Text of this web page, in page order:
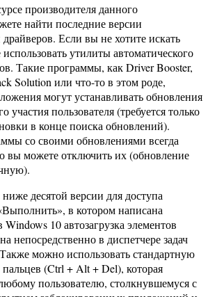
производителя данного
найти последние версии
Если вы не хотите искать
утилиты автоматического
Такие программы, как Driver Booster,
Solution или что-то в этом роде,
могут устанавливать обновления
участия пользователя (требуется только
в конце поиска обновлений).
со своими обновлениями всегда
вы можете отключить их (обновление
десятой версии для доступа
в котором написана
10 автозагрузка элементов
непосредственно в диспетчере задач
можно использовать стандартную
(Ctrl + Alt + Del), которая
пользователю, столкнувшемуся с